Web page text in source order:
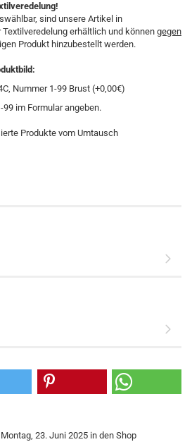
sind unsere Artikel in
erhältlich und können gegen
Produkt hinzubestellt werden.
Nummer 1-99 Brust (+0,00€)
im Formular angeben.
Produkte vom Umtausch
23. Juni 2025 in den Shop